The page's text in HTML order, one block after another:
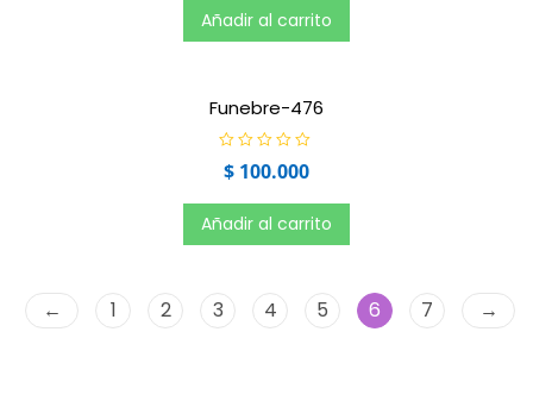
r
a
d
d
5
Añadir al carrito
Funebre-476
V
a
o
r
a
d
0
d
$ 100.000
Añadir al carrito
← 1 2 3 4 5 6 7 →